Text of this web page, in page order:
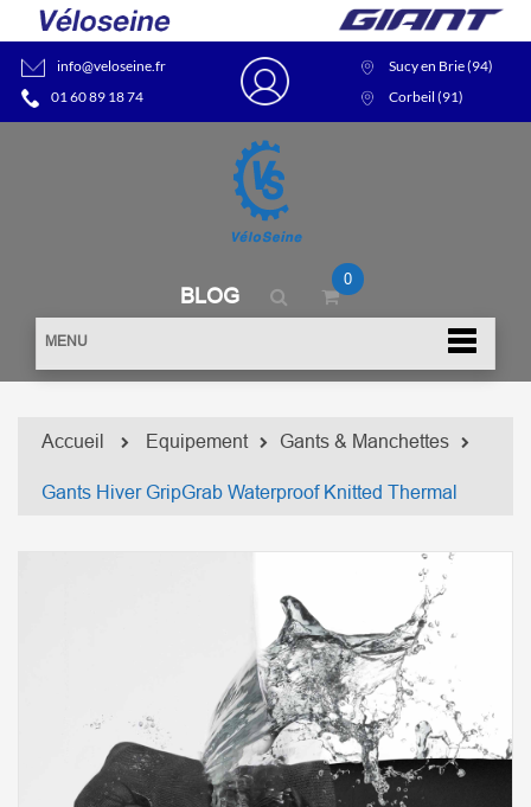
info@veloseine.fr
01 60 89 18 74
Sucy en Brie (94)
Corbeil (91)
BLOG
0
MENU
Accueil Equipement Gants & Manchettes
Gants Hiver GripGrab Waterproof Knitted Thermal